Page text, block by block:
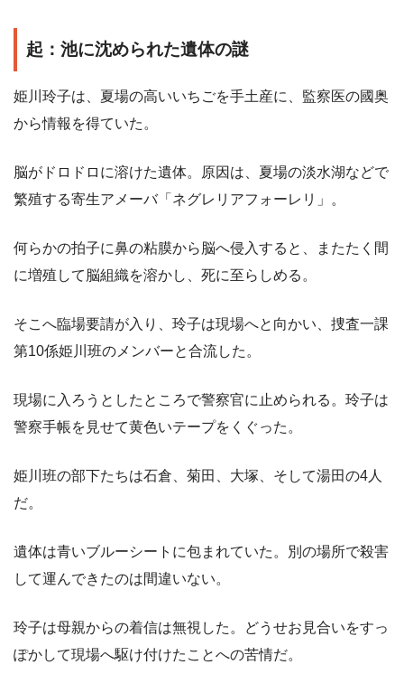
起：池に沈められた遺体の謎
姫川玲子は、夏場の高いいちごを手土産に、監察医の國奥
から情報を得ていた。
脳がドロドロに溶けた遺体。原因は、夏場の淡水湖などで
繁殖する寄生アメーバ「ネグレリアフォーレリ」。
何らかの拍子に鼻の粘膜から脳へ侵入すると、またたく間
に増殖して脳組織を溶かし、死に至らしめる。
そこへ臨場要請が入り、玲子は現場へと向かい、捜査一課
第10係姫川班のメンバーと合流した。
現場に入ろうとしたところで警察官に止められる。玲子は
警察手帳を見せて黄色いテープをくぐった。
姫川班の部下たちは石倉、菊田、大塚、そして湯田の4人
だ。
遺体は青いブルーシートに包まれていた。別の場所で殺害
して運んできたのは間違いない。
玲子は母親からの着信は無視した。どうせお見合いをすっ
ぽかして現場へ駆け付けたことへの苦情だ。